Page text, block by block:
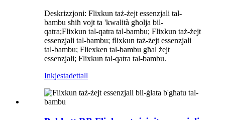
Deskrizzjoni: Flixkun taż-żejt essenzjali tal-
bambu sħiħ vojt ta 'kwalità għolja bil-
qatra;Flixkun tal-qatra tal-bambu; Flixkun taż-żejt
essenzjali tal-bambu; flixkun taż-żejt essenzjali
tal-bambu; Fliexken tal-bambu għal żejt
essenzjali; Flixkun tal-qatra tal-bambu.
Inkjestadettall